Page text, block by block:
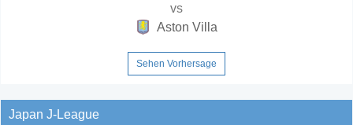
vs
Aston Villa
Sehen Vorhersage
Japan J-League